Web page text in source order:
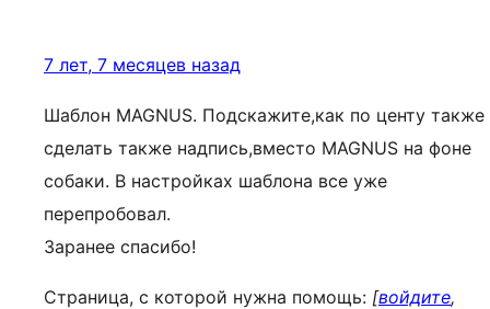
7 лет, 7 месяцев назад
Шаблон MAGNUS. Подскажите,как по центу также
сделать также надпись,вместо MAGNUS на фоне
собаки. В настройках шаблона все уже
перепробовал.
Заранее спасибо!
Страница, с которой нужна помощь: [войдите,